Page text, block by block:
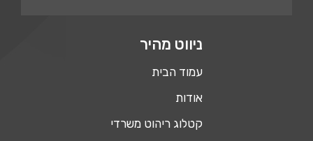
ניווט מהיר
עמוד הבית
אודות
קטלוג ריהוט משרדי